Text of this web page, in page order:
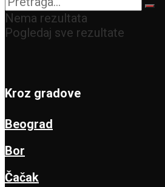
Nema rezultata
Pogledaj sve rezultate
Kroz gradove
Beograd
Bor
Čačak